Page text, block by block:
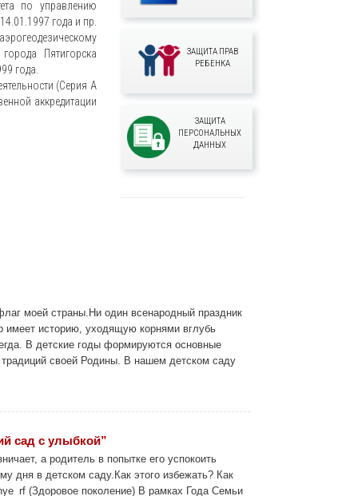
по управлению
года и пр.
Пятигорска
года.
(Серия А
аккредитации
ЗАЩИТА ПРАВ
РЕБЕНКА
ЗАЩИТА
ПЕРСОНАЛЬНЫХ
ДАННЫХ
моей страны.Ни один всенародный праздник
имеет историю, уходящую корнями вглубь
В детские годы формируются основные
традиций своей Родины. В нашем детском саду
сад с улыбкой”
а родитель в попытке его успокоить
дня в детском саду.Как этого избежать? Как
(Здоровое поколение) В рамках Года Семьи